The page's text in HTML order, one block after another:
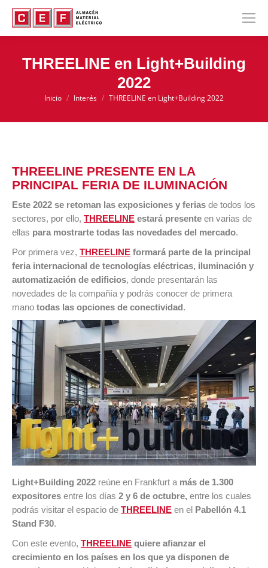
THREELINE en Light+Building
2022
Estás aquí:
Inicio Interés THREELINE en Light+Building 2022
THREELINE PRESENTE EN LA
PRINCIPAL FERIA DE ILUMINACIÓN
Este 2022 se retoman las exposiciones y ferias de todos los
sectores, por ello, THREELINE estará presente en varias de
ellas para mostrarte todas las novedades del mercado.
Por primera vez, THREELINE formará parte de la principal
feria internacional de tecnologías eléctricas, iluminación y
automatización de edificios, donde presentarán las
novedades de la compañía y podrás conocer de primera
mano todas las opciones de conectividad.
Light+Building 2022 reúne en Frankfurt a más de 1.300
expositores entre los días 2 y 6 de octubre, entre los cuales
podrás visitar el espacio de THREELINE en el Pabellón 4.1
Stand F30.
Con este evento, THREELINE quiere afianzar el
crecimiento en los países en los que ya disponen de